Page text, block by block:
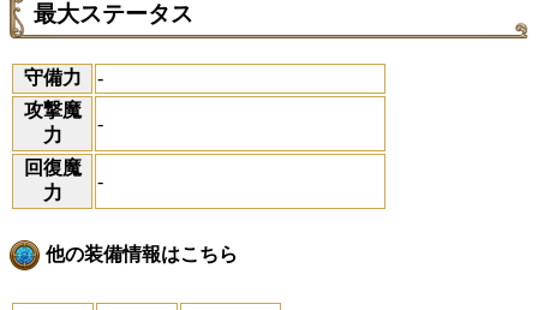
最大ステータス
守備力
-
攻撃魔
力
-
回復魔
力
-
他の装備情報はこちら